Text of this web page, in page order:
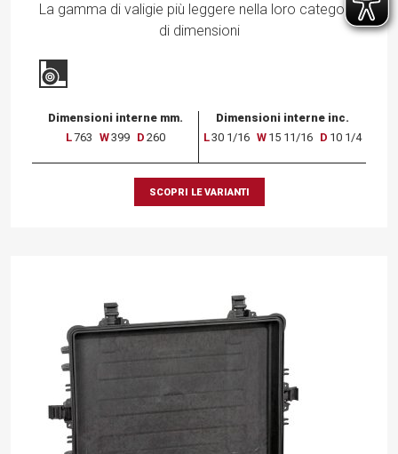
La gamma di valigie più leggere nella loro categoria
di dimensioni
Dimensioni interne mm.
L763 W399 D 260
Dimensioni interne inc.
L30 1/16 W 15 11/16 D 10 1/4
SCOPRI LE VARIANTI